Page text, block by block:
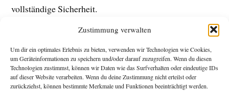
Zustimmung verwalten
Um dir ein optimales Erlebnis zu bieten, verwenden wir Technologien wie Cookies,
um Geräteinformationen zu speichern und/oder darauf zuzugreifen. Wenn du diesen
Technologien zustimmst, können wir Daten wie das Surfverhalten oder eindeutige IDs
auf dieser Website verarbeiten. Wenn du deine Zustimmung nicht erteilst oder
zurückziehst, können bestimmte Merkmale und Funktionen beeinträchtigt werden.
vollständige Sicherheit.
Entscheidend bleibt immer das Zusammenspiel aus:
Torqualität
Verriegelung